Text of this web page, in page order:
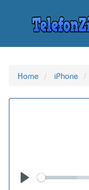
Home iPhone
Seek